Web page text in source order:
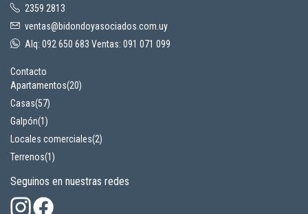
2359 2813
ventas@bidondoyasociados.com.uy
Alq: 092 650 683 Ventas: 091 071 099
Contacto
Apartamentos(20)
Casas(57)
Galpón(1)
Locales comerciales(2)
Terrenos(1)
Seguinos en nuestras redes